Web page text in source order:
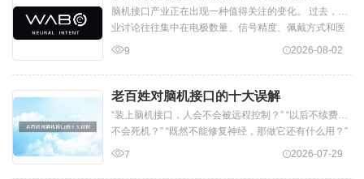
脑机接口产业正在出现一种值得关注的变化。 过去，行
业讨论往往集中在电极数量、信号精度、佩戴方式和医
疗适应症上。如今，随着人工智能、...
9 2026-08-02
老百姓对脑机接口的十大误解
“装上脑机接口，人会不会被远程控制？” “以后不续费会
不会死机？” “既然不能修复神经，那做它还有什么用？”
最近，我们梳理了“脑机...
7 2026-07-29